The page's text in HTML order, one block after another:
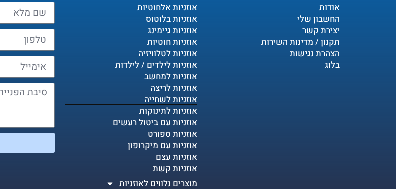
אודות
החשבון שלי
יצירת קשר
תקנון / מדינות השירות
הצהרת נגישות
בלוג
אוזניות אלחוטיות
אוזניות בלוטוס
אוזניות גיימינג
אוזניות חוטיות
אוזניות לטלוויזיה
אוזניות לילדים / לילדות
אוזניות למחשב
אוזניות לריצה
אוזניות לשחייה
אוזניות לתינוקות
אוזניות עם ביטול רעשים
אוזניות ספורט
אוזניות עם מיקרופון
אוזניות עצם
אוזניות קשת
מוצרים נלווים לאוזניות